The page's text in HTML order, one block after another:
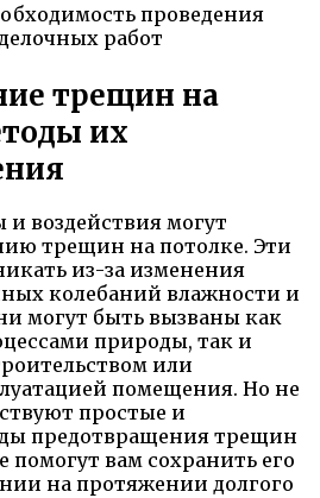
проведения
работ
трещин на
их
воздействия могут
трещин на потолке. Эти
из-за изменения
колебаний влажности и
могут быть вызваны как
природы, так и
или
помещения. Но не
простые и
предотвращения трещин
помогут вам сохранить его
на протяжении долгого